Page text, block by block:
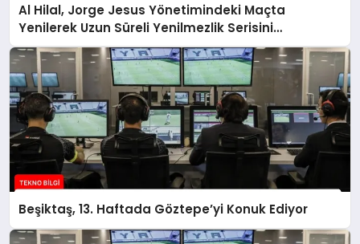
Al Hilal, Jorge Jesus Yönetimindeki Maçta
Yenilerek Uzun Süreli Yenilmezlik Serisini
Sonlandırdı
Beşiktaş, 13. Haftada Göztepe’yi Konuk Ediyor